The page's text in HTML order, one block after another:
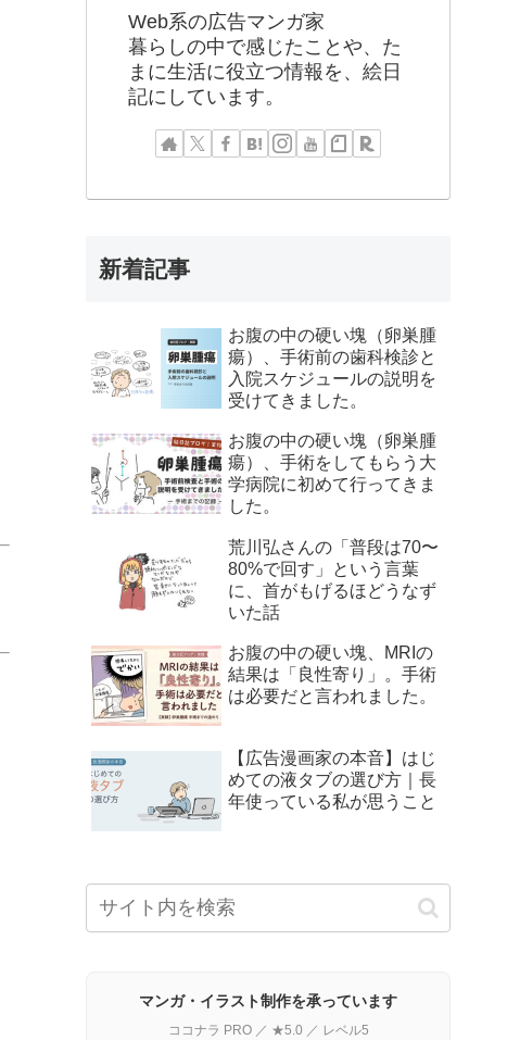
Web系の広告マンガ家
暮らしの中で感じたことや、た
まに生活に役立つ情報を、絵日
記にしています。
新着記事
お腹の中の硬い塊（卵巣腫
瘍）、手術前の歯科検診と
入院スケジュールの説明を
受けてきました。
お腹の中の硬い塊（卵巣腫
瘍）、手術をしてもらう大
学病院に初めて行ってきま
した。
荒川弘さんの「普段は70〜
80%で回す」という言葉
に、首がもげるほどうなず
いた話
お腹の中の硬い塊、MRIの
結果は「良性寄り」。手術
は必要だと言われました。
【広告漫画家の本音】はじ
めての液タブの選び方｜長
年使っている私が思うこと
マンガ・イラスト制作を承っています
ココナラ PRO ／ ★5.0 ／ レベル5